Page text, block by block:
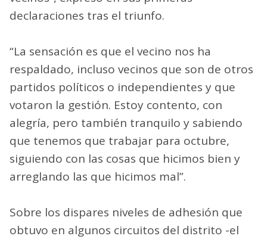
declaraciones tras el triunfo.
“La sensación es que el vecino nos ha
respaldado, incluso vecinos que son de otros
partidos políticos o independientes y que
votaron la gestión. Estoy contento, con
alegría, pero también tranquilo y sabiendo
que tenemos que trabajar para octubre,
siguiendo con las cosas que hicimos bien y
arreglando las que hicimos mal”.
Sobre los dispares niveles de adhesión que
obtuvo en algunos circuitos del distrito -el